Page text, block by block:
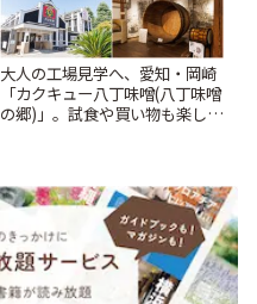
大人の工場見学へ、愛知・岡崎
「カクキュー八丁味噌(八丁味噌
の郷)」。試食や買い物も楽しみ